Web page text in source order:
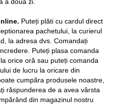
Puteți plăti cu cardul direct
pachetului, la curierul
la adresa dvs. Comandați
Puteți plasa comanda
orice oră sau puteți comanda
de lucru la oricare din
cumpăra produsele noastre,
răspunderea de a avea vârsta
din magazinul nostru